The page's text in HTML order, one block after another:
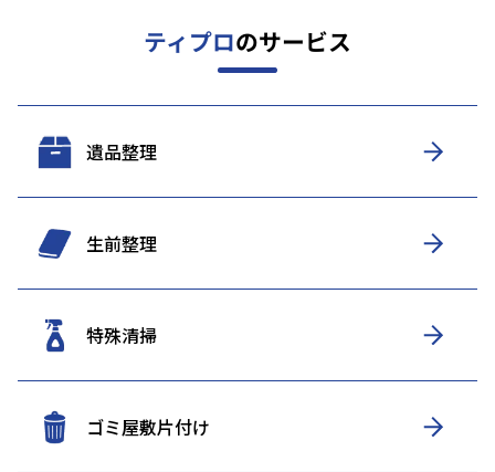
ティプロのサービス
遺品整理
生前整理
特殊清掃
ゴミ屋敷片付け